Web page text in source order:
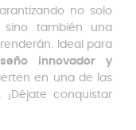
no solo
también una
Ideal para
innovador y
en una de las
conquistar